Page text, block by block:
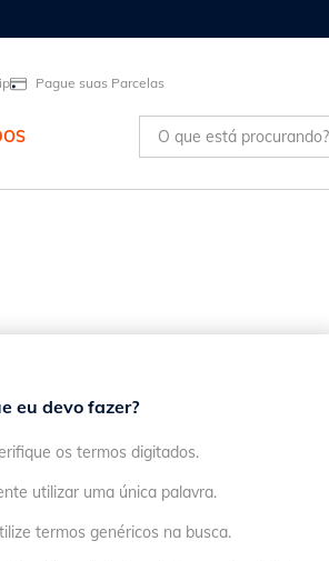
Pague suas Parcelas
O que está procurando?
eu devo fazer?
os termos digitados.
utilizar uma única palavra.
termos genéricos na busca.